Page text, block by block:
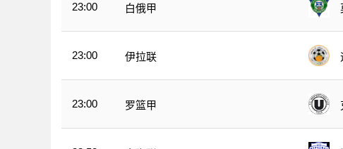
23:00 白俄甲
23:00 伊拉联
23:00 罗篮甲